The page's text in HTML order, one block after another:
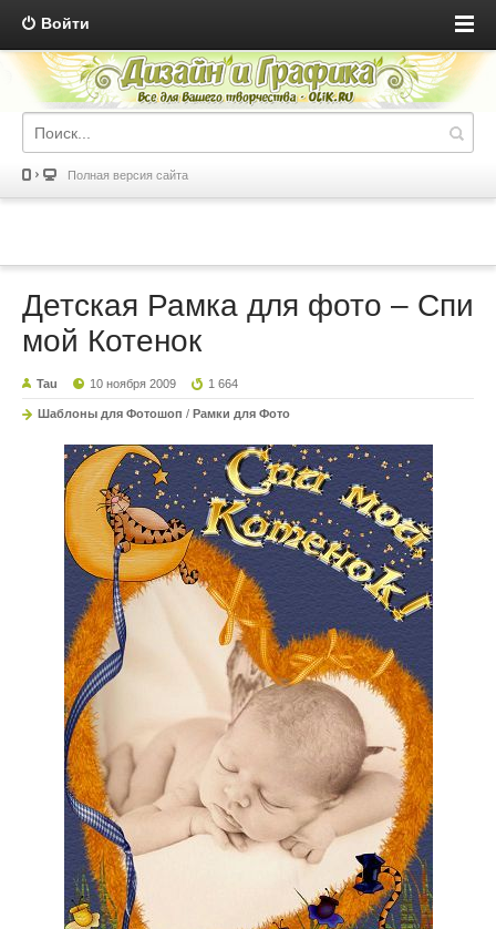
Войти
Полная версия сайта
Детская Рамка для фото – Спи
мой Котенок
Tau 10 ноября 2009 1 664
Шаблоны для Фотошоп / Рамки для Фото